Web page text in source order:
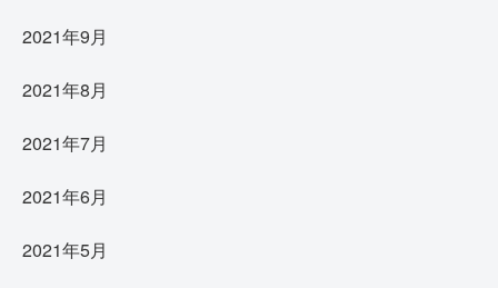
2021年9月
2021年8月
2021年7月
2021年6月
2021年5月